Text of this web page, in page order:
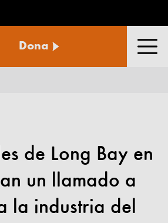
Dona
de Long Bay en
un llamado a
la industria del